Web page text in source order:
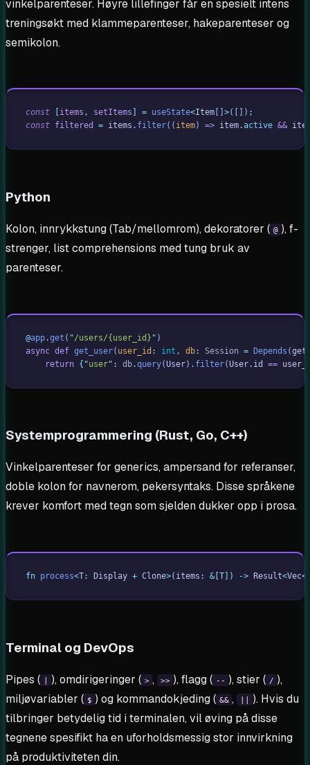
vinkelparenteser. Høyre lillefinger får en spesielt intens
treningsøkt med klammeparenteser, hakeparenteser og
semikolon.
const items , setItems = useState<Item >([]) ;
const filtered = items . filter(( item) => item.active &&
Python
Kolon, innrykkstung (Tab/mellomrom), dekoratorer ( @ ), f-
strenger, list comprehensions med tung bruk av
parenteser.
@app.get ( "/users/{user_id} " )
async def get_user( user_id : int , db: Session = Depends (
    return
{ "user" : db.query(User) . filter(User. id ==
Systemprogrammering (Rust, Go, C++)
Vinkelparenteser for generics, ampersand for referanser,
doble kolon for navnerom, pekersyntaks. Disse språkene
krever komfort med tegn som sjelden dukker opp i prosa.
fn process<T: Display + Clone>( items : &[ T ]) -> Result<Vec<
Terminal og DevOps
Pipes ( | ), omdirigeringer ( > , >> ), flagg ( -- ), stier ( / ),
miljøvariabler ( $ ) og kommandokjeding ( && , || ). Hvis du
tilbringer betydelig tid i terminalen, vil øving på disse
tegnene spesifikt ha en uforholdsmessig stor innvirkning
på produktiviteten din.